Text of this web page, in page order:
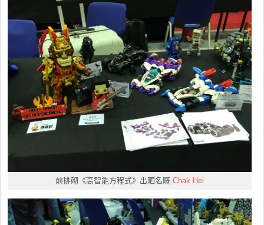
前排砌《高智能方程式》出晒名嘅Chak Hei